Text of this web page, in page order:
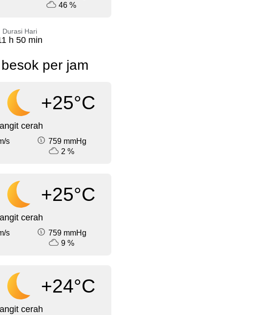
46 %
Durasi Hari
h 50 min
per jam
+25°C
cerah
s
759 mmHg
2 %
+25°C
cerah
s
759 mmHg
9 %
+24°C
cerah